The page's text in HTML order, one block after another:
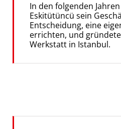
In den folgenden
Eskitütüncü sein
Entscheidung, eine
errichten, und
Werkstatt in Istanbul.